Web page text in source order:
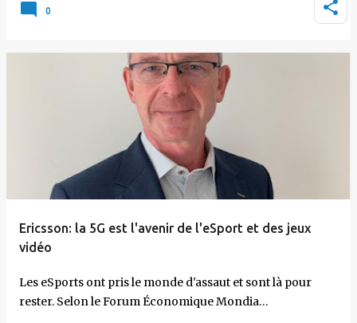
0
Ericsson: la 5G est l'avenir de l'eSport et des jeux
vidéo
Les eSports ont pris le monde d'assaut et sont là pour
rester. Selon le Forum Économique Mondia…